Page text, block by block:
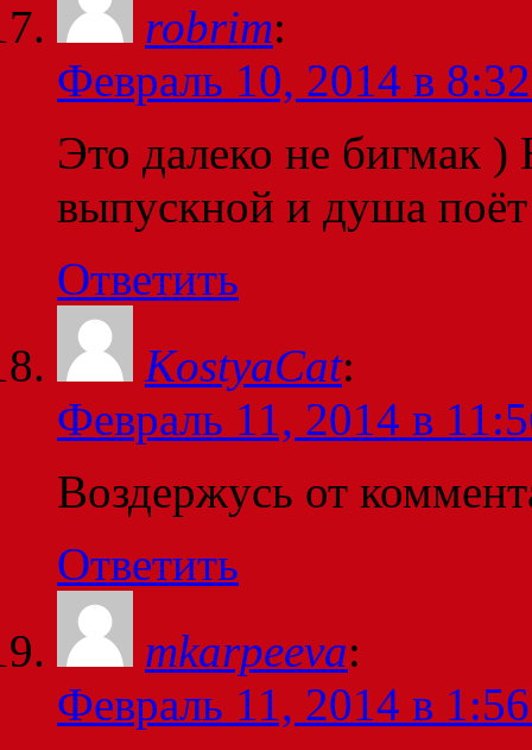
robrim:
Февраль 10, 2014 в
Это далеко не бигмак
выпускной и душа
Ответить
KostyaCat:
Февраль 11, 2014 в
Воздержусь от
Ответить
mkarpeeva:
Февраль 11, 2014 в